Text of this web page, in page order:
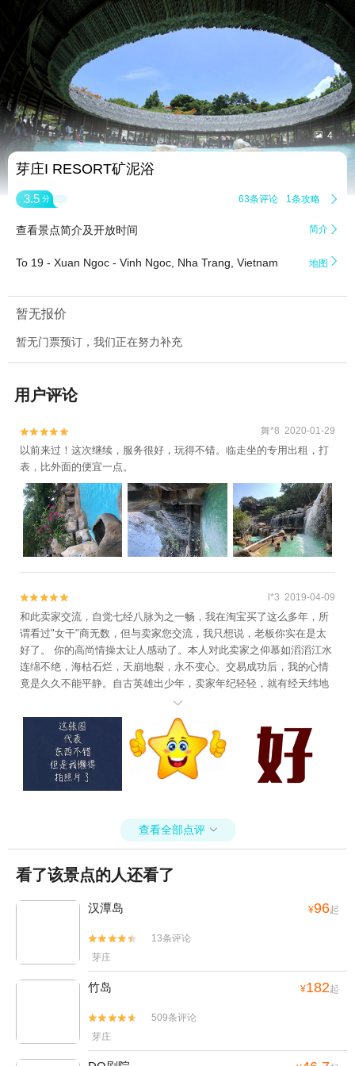
 4
芽庄I RESORT矿泥浴
3.5 分 63条评论 1条攻略 
查看景点简介及开放时间 简介 
To 19 - Xuan Ngoc - Vinh Ngoc, Nha Trang, Vietnam 地图 
暂无报价
暂无门票预订，我们正在努力补充
用户评论

 舞*8 2020-01-29
以前来过！这次继续，服务很好，玩得不错。临走坐的专用出租，打
表，比外面的便宜一点。

 l*3 2019-04-09
和此卖家交流，自觉七经八脉为之一畅，我在淘宝买了这么多年，所
谓看过"女干"商无数，但与卖家您交流，我只想说，老板你实在是太
好了。 你的高尚情操太让人感动了。本人对此卖家之仰慕如滔滔江水
连绵不绝，海枯石烂，天崩地裂，永不变心。交易成功后，我的心情
竟是久久不能平静。自古英雄出少年，卖家年纪轻轻，就有经天纬地
之才，定国安邦之智，而今，天佑我大中华，沧海桑田5000年，神州
平地一声雷，飞沙走石，大雾迷天，朦胧中，只见顶天立地一金甲天
神立于天地间，花见花开，人见人爱，这人英雄手持双斧，二目如
电，一斧下去，混沌初开，二斧下去，女娲造人，三斧下去，小生倾
倒。得此大英雄，实乃国之幸也，民之福，人之初也，怎不叫人喜极
而泣 .......看着交易成功，我竟产生出一种无以名之的悲痛感——啊，
不犹豫地把卖家的店收藏了，我内心的那种激动才逐渐平静下来。可
是我立刻想到，这么好的卖家，倘若别人看不到，那么不是浪费心血
吗？经过痛苦的思想斗争，我终于下定决心，牺牲小我，奉献大我。
我要以此评价奉献给世人赏阅，我要给好评……

查看全部点评 
看了该景点的人还看了
汉潭岛 ¥96起


13条评论
芽庄
竹岛 ¥182起


509条评论
芽庄